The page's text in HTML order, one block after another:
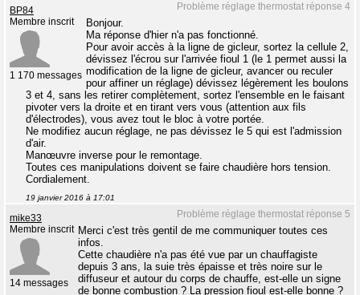
Problème réglage thermostat réponse 4
BP84
Membre inscrit
1 170 messages
Bonjour.
Ma réponse d'hier n'a pas fonctionné.
Pour avoir accès à la ligne de gicleur, sortez la cellule 2,
dévissez l'écrou sur l'arrivée fioul 1 (le 1 permet aussi la
modification de la ligne de gicleur, avancer ou reculer
pour affiner un réglage) dévissez légèrement les boulons
3 et 4, sans les retirer complètement, sortez l'ensemble en le faisant
pivoter vers la droite et en tirant vers vous (attention aux fils
d'électrodes), vous avez tout le bloc à votre portée.
Ne modifiez aucun réglage, ne pas dévissez le 5 qui est l'admission
d'air.
Manœuvre inverse pour le remontage.
Toutes ces manipulations doivent se faire chaudière hors tension.
Cordialement.
19 janvier 2016 à 17:01
Problème réglage thermostat réponse 5
mike33
Membre inscrit
14 messages
Merci c'est très gentil de me communiquer toutes ces
infos.
Cette chaudière n'a pas été vue par un chauffagiste
depuis 3 ans, la suie très épaisse et très noire sur le
diffuseur et autour du corps de chauffe, est-elle un signe
de bonne combustion ? La pression fioul est-elle bonne ?